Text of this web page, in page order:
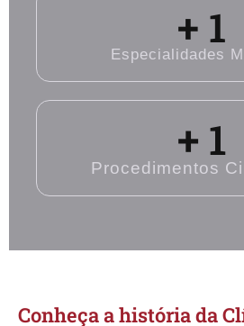
Especialidades
+ 1
Procedimentos
+ 1
Conheça a história da